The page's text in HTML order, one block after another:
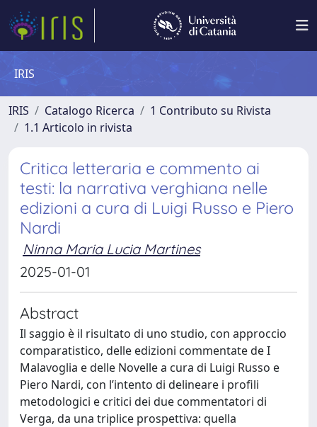
IRIS
IRIS Catalogo Ricerca
1 Contributo su Rivista
1.1 Articolo in rivista
Critica letteraria e commento ai
testi: la narrativa verghiana nelle
edizioni a cura di Luigi Russo e Piero
Nardi
Ninna Maria Lucia Martines
2025-01-01
Abstract
Il saggio è il risultato di uno studio, con approccio
comparatistico, delle edizioni commentate de I
Malavoglia e delle Novelle a cura di Luigi Russo e
Piero Nardi, con l’intento di delineare i profili
metodologici e critici dei due commentatori di
Verga, da una triplice prospettiva: quella